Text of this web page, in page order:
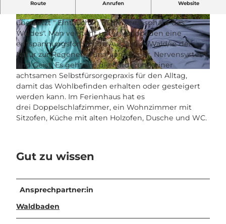
© UNESCO Biosphäre Entlebuch |CC-BY-NC-ND
© UNESCO Biosphäre Entlebuch |
CC-BY-NC-ND
© UNESCO Biosphäre Entlebuch |
CC-BY-NC-ND
Route Anrufen Website
Waldbaden oder Shinrin-Yoku (japanisch) heisst
übersetzt " Eintauchen in die Atmosphäre des
Waldes". Man versteht unter Waldbaden eine
entspannungsfördernde Auszeit im Wald/in der
Natur zur Regenerierung von Körper, Nervensystem
und Geist. Es geht um die Förderung einer
achtsamen Selbstfürsorgepraxis für den Alltag,
damit das Wohlbefinden erhalten oder gesteigert
werden kann. Im Ferienhaus hat es
drei Doppelschlafzimmer, ein Wohnzimmer mit
Sitzofen, Küche mit alten Holzofen, Dusche und WC.
Gut zu wissen
Ansprechpartner:in
Waldbaden